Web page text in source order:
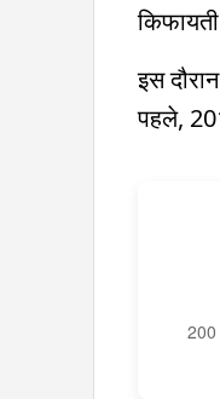
इस
पहले,
200